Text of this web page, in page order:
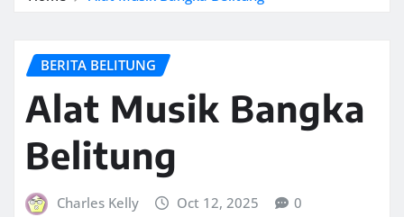
BERITA BELITUNG
Alat Musik Bangka
Belitung
Charles Kelly Oct 12, 2025 0